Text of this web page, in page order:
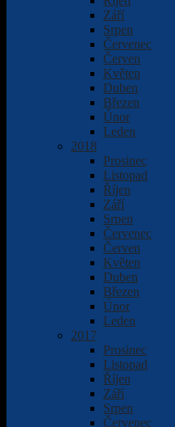
Září
Srpen
Červenec
Červen
Květen
Duben
Březen
Únor
Leden
2018
Prosinec
Listopad
Říjen
Září
Srpen
Červenec
Červen
Květen
Duben
Březen
Únor
Leden
2017
Prosinec
Listopad
Říjen
Září
Srpen
Červenec